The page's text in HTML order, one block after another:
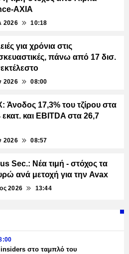
AXIA
2026 10:18
για χρόνια στις
πάνω από 17 δισ.
2026 08:00
Άνοδος 17,3% του τζίρου στα
εκατ. και EBITDA στα 26,7
2026 08:57
Sec.: Νέα τιμή - στόχος τα
ανά μετοχή για την Avax
2026 13:44
insiders στο ταμπλό του